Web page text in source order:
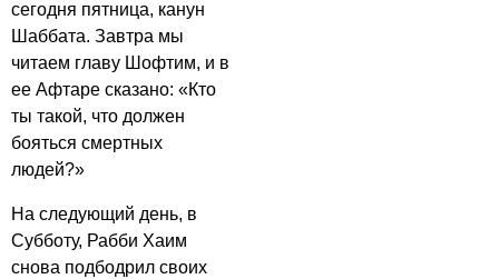
сегодня пятница, канун
Шаббата. Завтра мы
читаем главу Шофтим, и в
ее Афтаре сказано: «Кто
ты такой, что должен
бояться смертных
людей?»
На следующий день, в
Субботу, Рабби Хаим
снова подбодрил своих